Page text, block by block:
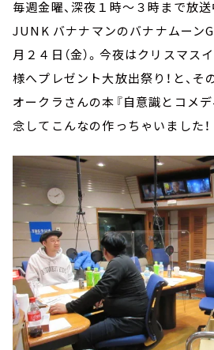
毎週金曜、深夜１時～３時まで放
JUNK バナナマンのバナナムーン
月２４日（金）。今夜はクリスマス
様へプレゼント大放出祭り！と、その
オークラさんの本『自意識とコメ
念してこんなの作っちゃいました！